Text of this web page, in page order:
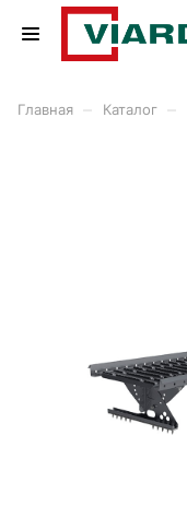
Главная Каталог